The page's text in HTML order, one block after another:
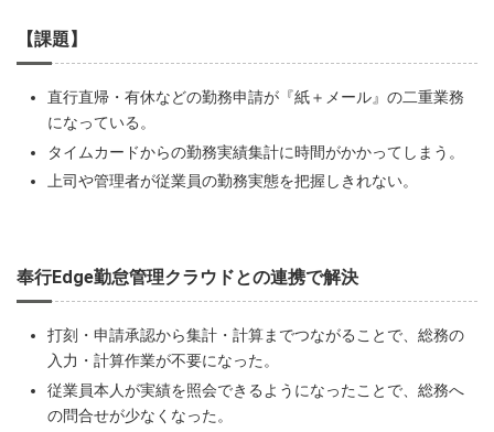
【課題】
直行直帰・有休などの勤務申請が『紙＋メール』の二重業務
になっている。
タイムカードからの勤務実績集計に時間がかかってしまう。
上司や管理者が従業員の勤務実態を把握しきれない。
奉行Edge勤怠管理クラウドとの連携で解決
打刻・申請承認から集計・計算までつながることで、総務の
入力・計算作業が不要になった。
従業員本人が実績を照会できるようになったことで、総務へ
の問合せが少なくなった。